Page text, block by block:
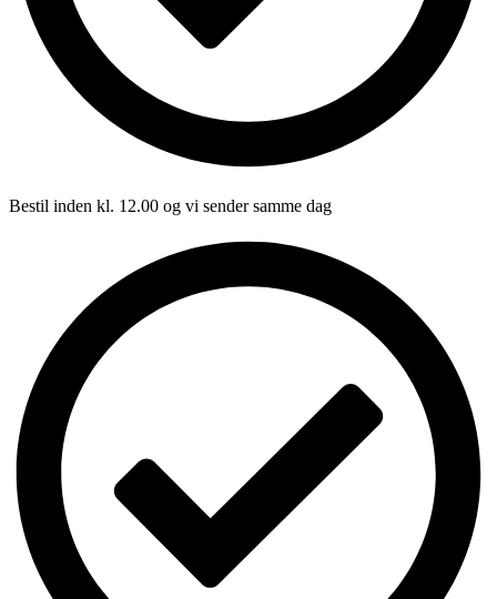
Bestil inden kl. 12.00 og vi sender samme dag